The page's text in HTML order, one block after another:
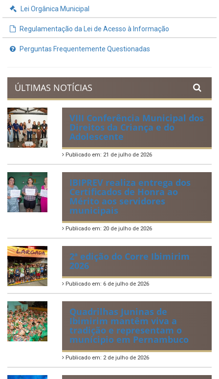
Lei Orgânica Municipal
Regulamentação da Lei de Acesso à Informação
Perguntas Frequentemente Questionadas
ÚLTIMAS NOTÍCIAS
VIII Conferência Municipal dos
Direitos da Criança e do
Adolescente
Publicado em: 21 de julho de 2026
IBIPREV realiza entrega dos
Certificados de Honra ao
Mérito aos servidores
municipais
Publicado em: 20 de julho de 2026
2ª edição do Corre Ibimirim
2026
Publicado em: 6 de julho de 2026
Quadrilhas Juninas de
Ibimirim mantêm viva a
tradição e representam o
munícipio em Pernambuco
Publicado em: 2 de julho de 2026